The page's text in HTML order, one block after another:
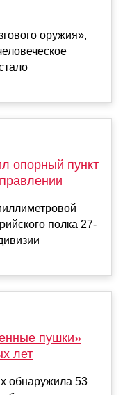
оружия»,
опорный пункт
полка 27-
пушки»
лет
обнаружила 53